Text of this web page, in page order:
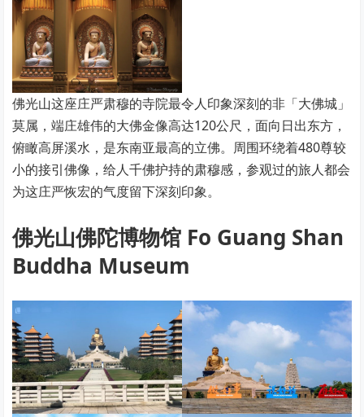
佛光山这座庄严肃穆的寺院最令人印象深刻的非「大佛城」
莫属，端庄雄伟的大佛金像高达120公尺，面向日出东方，
俯瞰高屏溪水，是东南亚最高的立佛。周围环绕着480尊较
小的接引佛像，给人千佛护持的肃穆感，参观过的旅人都会
为这庄严恢宏的气度留下深刻印象。
佛光山佛陀博物馆 Fo Guang Shan
Buddha Museum